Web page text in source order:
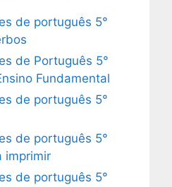
de português 5°
de Português 5°
Fundamental
de português 5°
de português 5°
imprimir
de português 5°